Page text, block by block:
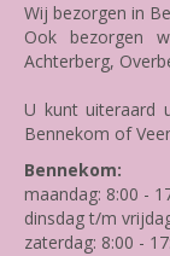
Wij bezorgen in
Ook bezorgen
Achterberg,
U kunt uiteraard
Bennekom of
Bennekom:
maandag: 8:00 -
dinsdag t/m
zaterdag: 8:00 -